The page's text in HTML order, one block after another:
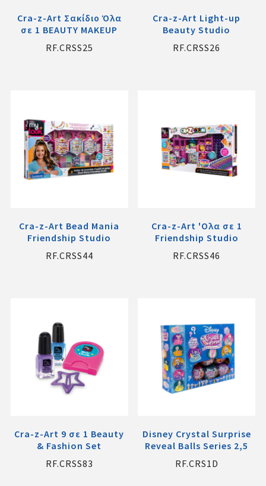
Cra-z-Art Σακίδιο Όλα
σε 1 BEAUTY MAKEUP
RF.CRSS25
Cra-z-Art Light-up
Beauty Studio
RF.CRSS26
Cra-z-Art Bead Mania
Friendship Studio
RF.CRSS44
Cra-z-Art 'Ολα σε 1
Friendship Studio
RF.CRSS46
Cra-z-Art 9 σε 1 Beauty
& Fashion Set
RF.CRSS83
Disney Crystal Surprise
Reveal Balls Series 2,5
RF.CRS1D